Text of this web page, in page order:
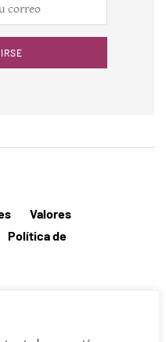
Valores
Política de